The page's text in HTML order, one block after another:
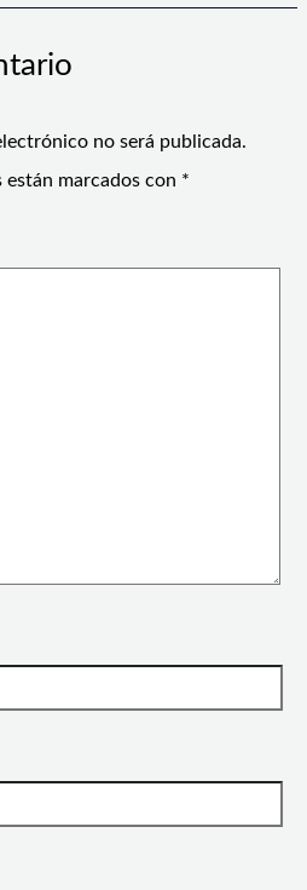
no será publicada.
están marcados con *